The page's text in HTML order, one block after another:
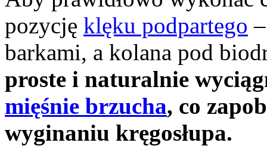
pozycję klęku podpartego
barkami, a kolana pod
proste i naturalnie
mięśnie brzucha, co
wyginaniu kręgosłupa.